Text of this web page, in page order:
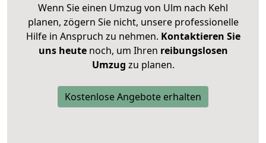
Wenn Sie einen Umzug von Ulm nach Kehl
planen, zögern Sie nicht, unsere professionelle
Hilfe in Anspruch zu nehmen. Kontaktieren Sie
uns heutenoch, um Ihren reibungslosen
Umzug zu planen.
Kostenlose Angebote erhalten